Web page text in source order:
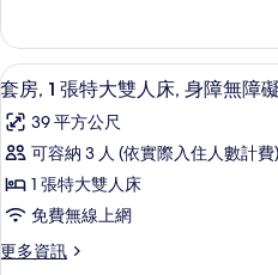
大
雙
人
床,
身
障
無
障
客
房,
1
特
大
人
床,
障
顯
示
套
房,
1
張
特
1
套房, 1 張特大雙人床, 身障無障
39 平方公尺
可容納 3 人 (依實際入住人數計費)
1 張特大雙人床
免費無線上網
更多資訊
更